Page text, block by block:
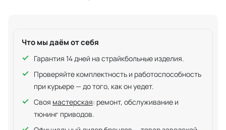
Что мы даём от себя
Гарантия 14 дней на страйкбольные изделия.
Проверяйте комплектность и работоспособность
при курьере — до того, как он уедет.
Своя мастерская: ремонт, обслуживание и
тюнинг приводов.